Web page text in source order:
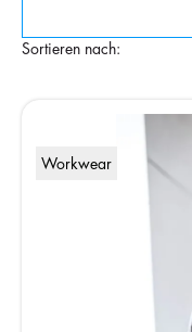
Sortieren nach:
Workwear